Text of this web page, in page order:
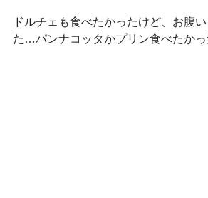
ドルチェも食べたかったけど、お腹
た…パンナコッタかプリン食べたかっ